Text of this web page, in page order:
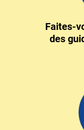
Faites-
des